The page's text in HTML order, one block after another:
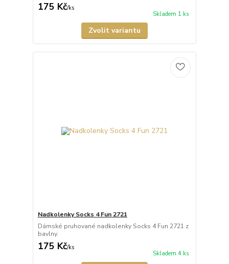
175 Kč/ks
Skladem 1 ks
Zvolit variantu
Nadkolenky Socks 4 Fun 2721
Dámské pruhované nadkolenky Socks 4 Fun 2721 z
bavlny.
175 Kč/ks
Skladem 4 ks